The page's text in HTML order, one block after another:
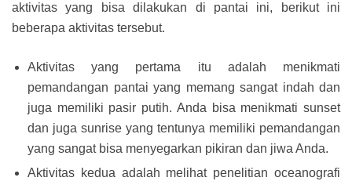
aktivitas yang bisa dilakukan di pantai ini, berikut ini
beberapa aktivitas tersebut.
Aktivitas yang pertama itu adalah menikmati
pemandangan pantai yang memang sangat indah dan
juga memiliki pasir putih. Anda bisa menikmati sunset
dan juga sunrise yang tentunya memiliki pemandangan
yang sangat bisa menyegarkan pikiran dan jiwa Anda.
Aktivitas kedua adalah melihat penelitian oceanografi